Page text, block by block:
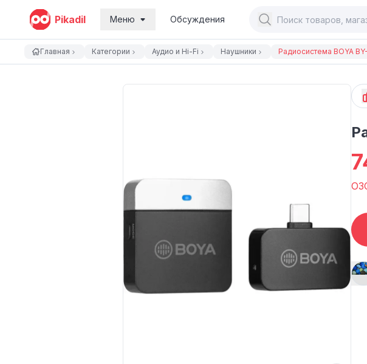
Pikadil Меню Обсуждения
Главная Категории Аудио и Hi-Fi Наушники Радиосистема BOYA